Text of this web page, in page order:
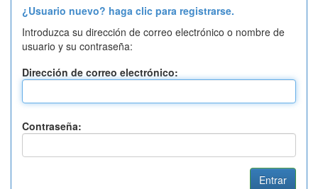
¿Usuario nuevo? haga clic para registrarse.
Introduzca su dirección de correo electrónico o nombre de
usuario y su contraseña:
Dirección de correo electrónico:
Contraseña: